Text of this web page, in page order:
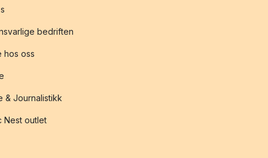
bedriften
hos oss
& Journalistikk
Nest outlet